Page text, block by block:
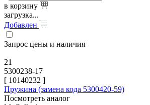
в корзину
загрузка...
Добавлен
Запрос цены и наличия
21
5300238-17
[ 10140232 ]
Пружина (замена кода 5300420-59)
Посмотреть аналог